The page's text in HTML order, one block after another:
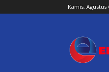
Kamis, Agustus